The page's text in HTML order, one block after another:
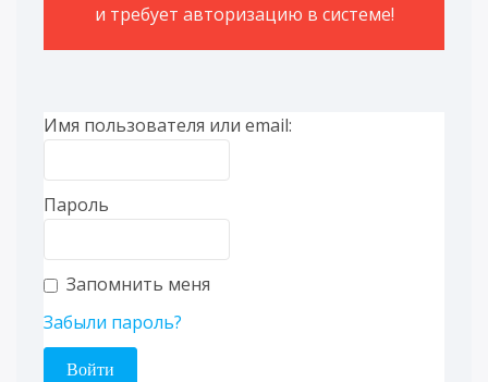
и требует авторизацию в системе!
Имя пользователя или email:
Пароль
Запомнить меня
Забыли пароль?